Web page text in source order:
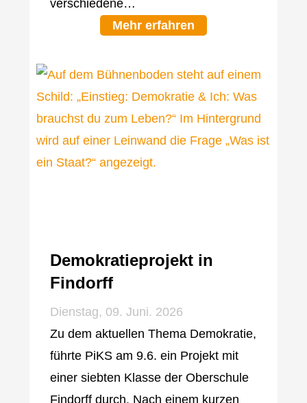
verschiedene…
Mehr erfahren
Demokratieprojekt in
Findorff
Dienstag, 09. Juni. 2026
Zu dem aktuellen Thema Demokratie,
führte PiKS am 9.6. ein Projekt mit
einer siebten Klasse der Oberschule
Findorff durch. Nach einem kurzen